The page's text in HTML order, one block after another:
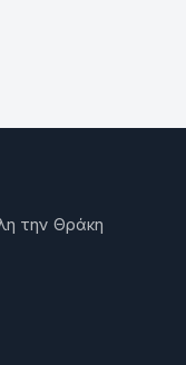
την Θράκη